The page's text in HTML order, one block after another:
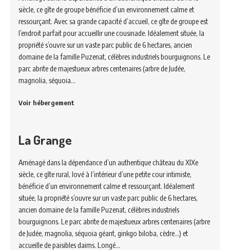
siècle, ce gîte de groupe bénéficie d’un environnement calme et
ressourçant. Avec sa grande capacité d’accueil, ce gîte de groupe est
l’endroit parfait pour accueillir une cousinade. Idéalement située, la
propriété s’ouvre sur un vaste parc public de 6 hectares, ancien
domaine de la famille Puzenat, célèbres industriels bourguignons. Le
parc abrite de majestueux arbres centenaires (arbre de Judée,
magnolia, séquoia…
Voir hébergement
La Grange
Aménagé dans la dépendance d’un authentique château du XIXe
siècle, ce gîte rural, lové à l’intérieur d’une petite cour intimiste,
bénéficie d’un environnement calme et ressourçant. Idéalement
située, la propriété s’ouvre sur un vaste parc public de 6 hectares,
ancien domaine de la famille Puzenat, célèbres industriels
bourguignons. Le parc abrite de majestueux arbres centenaires (arbre
de Judée, magnolia, séquoia géant, ginkgo biloba, cèdre…) et
accueille de paisibles daims. Longé…